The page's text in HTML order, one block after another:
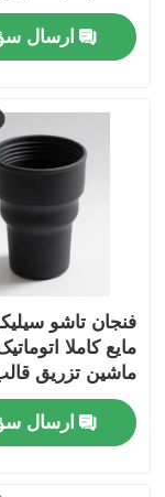
LSR
ارسال
فنجان تاشو
ماشین تزریق
عمودی
ارسال